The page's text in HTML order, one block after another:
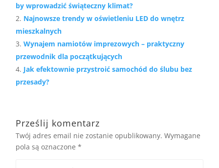
by wprowadzić świąteczny klimat?
Najnowsze trendy w oświetleniu LED do wnętrz
mieszkalnych
Wynajem namiotów imprezowych – praktyczny
przewodnik dla początkujących
Jak efektownie przystroić samochód do ślubu bez
przesady?
Prześlij komentarz
Twój adres email nie zostanie opublikowany. Wymagane
pola są oznaczone*